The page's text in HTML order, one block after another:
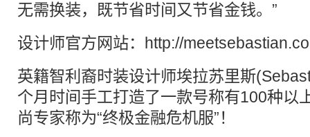
无需换装，既节省时间又节省金钱。”
设计师官方网站：http://
英籍智利裔时装设计师埃拉苏里斯
个月时间手工打造了一款号称有100种以
尚专家称为“终极金融危机服”！